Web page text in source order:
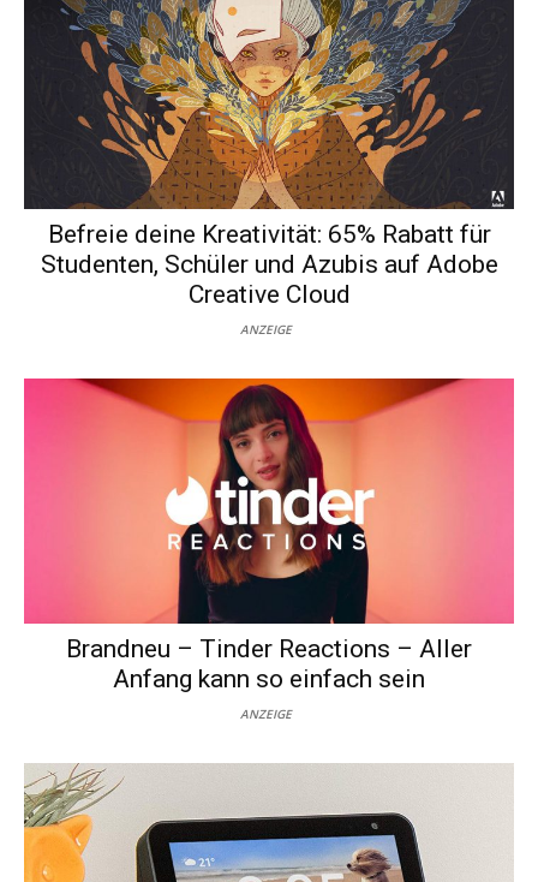
Befreie deine Kreativität: 65% Rabatt für
Studenten, Schüler und Azubis auf Adobe
Creative Cloud
ANZEIGE
Brandneu – Tinder Reactions – Aller
Anfang kann so einfach sein
ANZEIGE